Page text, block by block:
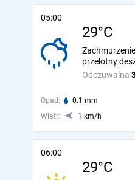
05:00
29°C
Odczuwalna
przelotny
Opad: 0.1 mm
Wiatr:
1 km/h
06:00
29°C